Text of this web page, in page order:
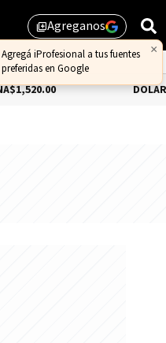
library_addAgreganos
DÓLAR BLUE-